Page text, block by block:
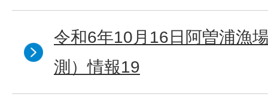
令和6年10月16日阿曽浦漁
測）情報19